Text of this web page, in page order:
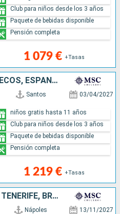
1 079 € +Tasas
Club para niños desde los 3 años
Paquete de bebidas disponible
Pensión completa
BRASIL, TENERIFE, MARRUECOS, ESPAÑA, TÚNEZ, ITALIA
Santos 03/04/2027
1 219 € +Tasas
niños gratis hasta 11 años
Club para niños desde los 3 años
Paquete de bebidas disponible
Pensión completa
ITALIA, FRANCIA, ESPAÑA, TENERIFE, BRASIL
Nápoles 13/11/2027